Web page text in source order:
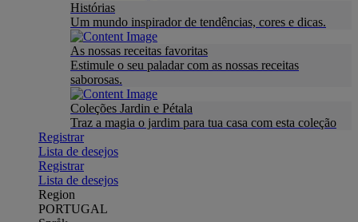
Histórias
Um mundo inspirador de tendências, cores e dicas.
As nossas receitas favoritas
Estimule o seu paladar com as nossas receitas
saborosas.
Coleções Jardin e Pétala
Traz a magia o jardim para tua casa com esta coleção
Registrar
Lista de desejos
Registrar
Lista de desejos
Region
PORTUGAL